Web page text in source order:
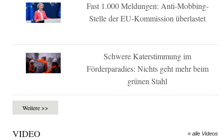
Fast 1.000 Meldungen: Anti-Mobbing-
Stelle der EU-Kommission überlastet
Schwere Katerstimmung im
Förderparadies: Nichts geht mehr beim
grünen Stahl
Weitere >>
VIDEO » alle Videos